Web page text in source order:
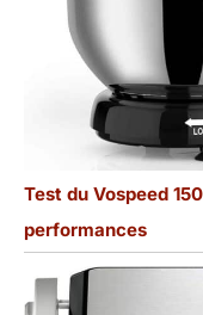
Test du Vospeed
performances